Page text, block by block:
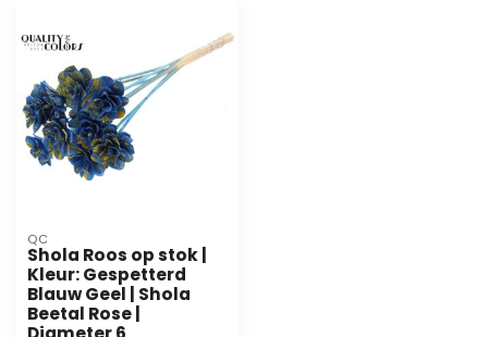
QC
Shola Roos op stok |
Kleur: Gespetterd
Blauw Geel | Shola
Beetal Rose |